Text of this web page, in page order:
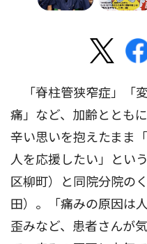
「脊柱管狭窄症」「
痛」など、加齢ととも
辛い思いを抱えたまま
人を応援したい」とい
区柳町）と同院分院の
田）。「痛みの原因は
歪みなど、患者さんが